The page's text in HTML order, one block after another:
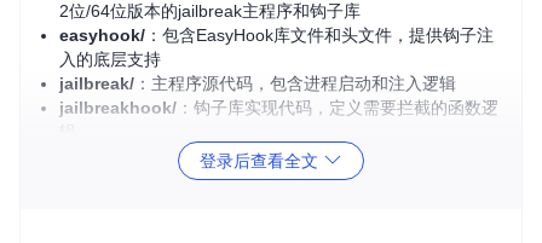
2位/64位版本的jailbreak主程序和钩子库
easyhook/ ：包含EasyHook库文件和头文件，提供钩子注
入的底层支持
jailbreak/ ：主程序源代码，包含进程启动和注入逻辑
jailbreakhook/ ：钩子库实现代码，定义需要拦截的函数逻
：证书存储相关工具实现
批处理文件：提供便捷的32位/64位程序启动脚本（如jbcert
登录后查看全文